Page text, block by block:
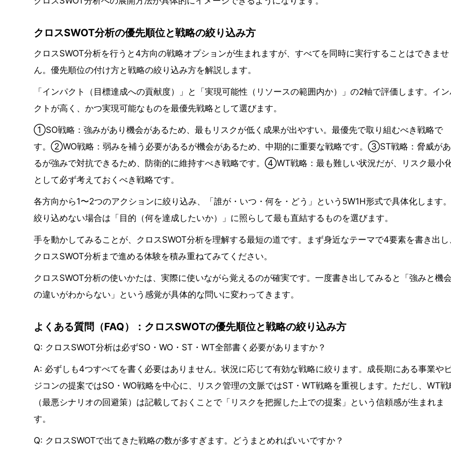
クロスSWOT分析の優先順位と戦略の絞り込み方
クロスSWOT分析を行うと4方向の戦略オプションが生まれますが、すべてを同時に実行することはできませ
ん。優先順位の付け方と戦略の絞り込み方を解説します。
「インパクト（目標達成への貢献度）」と「実現可能性（リソースの範囲内か）」の2軸で評価します。イ
クトが高く、かつ実現可能なものを最優先戦略として選びます。
①SO戦略：強みがあり機会があるため、最もリスクが低く成果が出やすい。最優先で取り組むべき戦略で
す。②WO戦略：弱みを補う必要があるが機会があるため、中期的に重要な戦略です。③ST戦略：脅威があ
るが強みで対抗できるため、防衛的に維持すべき戦略です。④WT戦略：最も難しい状況だが、リスク最小
として必ず考えておくべき戦略です。
各方向から1〜2つのアクションに絞り込み、「誰が・いつ・何を・どう」という5W1H形式で具体化します。
絞り込めない場合は「目的（何を達成したいか）」に照らして最も直結するものを選びます。
手を動かしてみることが、クロスSWOT分析を理解する最短の道です。まず身近なテーマで4要素を書き出し
クロスSWOT分析まで進める体験を積み重ねてみてください。
クロスSWOT分析の使いかたは、実際に使いながら覚えるのが確実です。一度書き出してみると「強みと機会
の違いがわからない」という感覚が具体的な問いに変わってきます。
よくある質問（FAQ）：クロスSWOTの優先順位と戦略の絞り込み方
Q: クロスSWOT分析は必ずSO・WO・ST・WT全部書く必要がありますか？
A: 必ずしも4つすべてを書く必要はありません。状況に応じて有効な戦略に絞ります。成長期にある事業や
ジコンの提案ではSO・WO戦略を中心に、リスク管理の文脈ではST・WT戦略を重視します。ただし、WT戦
（最悪シナリオの回避策）は記載しておくことで「リスクを把握した上での提案」という信頼感が生まれま
す。
Q: クロスSWOTで出てきた戦略の数が多すぎます。どうまとめればいいですか？